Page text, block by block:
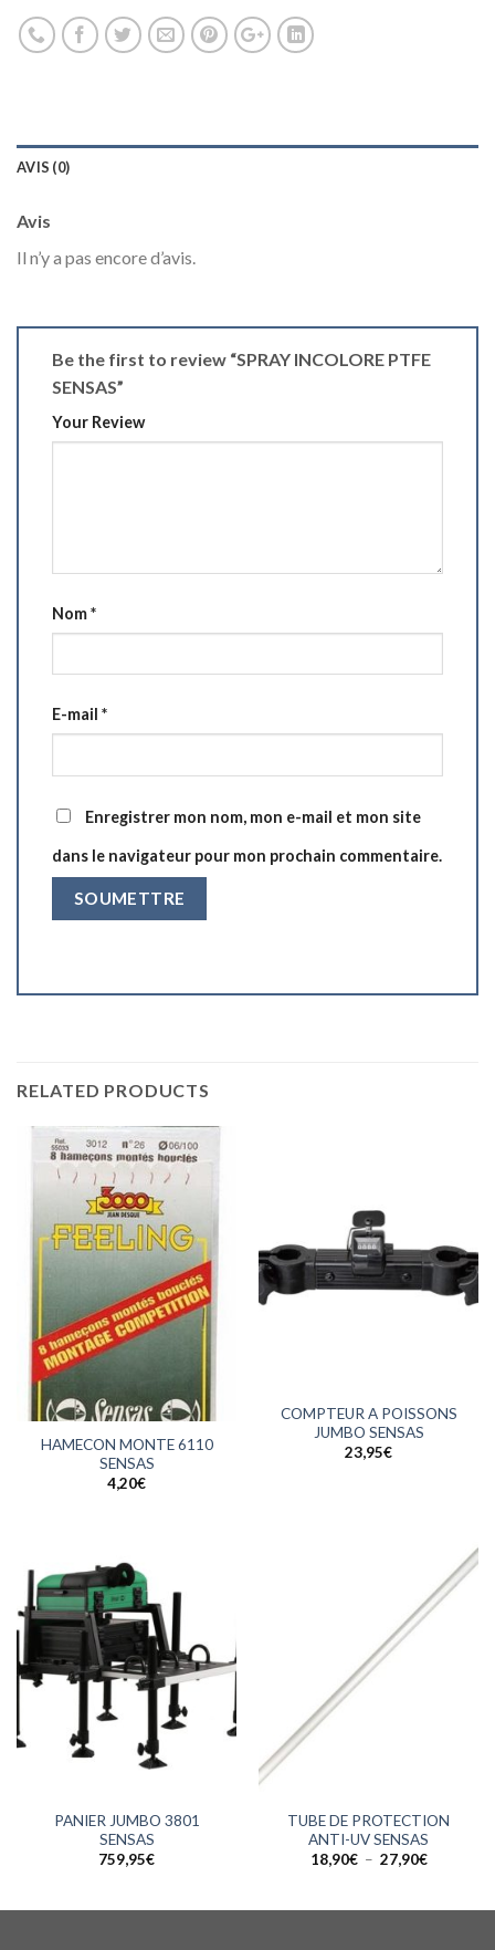
AVIS (0)
Avis
Il n’y a pas encore d’avis.
Be the first to review “SPRAY INCOLORE PTFE
SENSAS”
Your Review
Nom*
E-mail *
Enregistrer mon nom, mon e-mail et mon site
dans le navigateur pour mon prochain commentaire.
RELATED PRODUCTS
HAMECON MONTE 6110
SENSAS
4,20€
COMPTEUR A POISSONS
JUMBO SENSAS
23,95€
PANIER JUMBO 3801
SENSAS
759,95€
TUBE DE PROTECTION
ANTI-UV SENSAS
18,90€ – 27,90€Plage
à